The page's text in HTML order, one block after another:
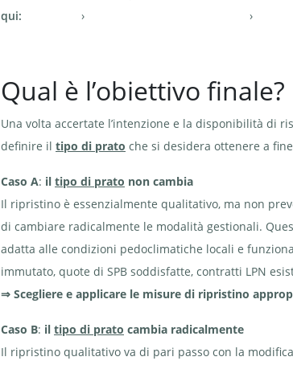
qui:
Qual è l’obiettivo finale?
Una volta accertate l’intenzione e la disponibilità di
definire il tipo di prato che si desidera ottenere a
Caso A: il tipo di prato non cambia
Il ripristino è essenzialmente qualitativo, ma non
di cambiare radicalmente le modalità gestionali.
adatta alle condizioni pedoclimatiche locali e
immutato, quote di SPB soddisfatte, contratti LPN
⇒ Scegliere e applicare le misure di ripristino
Caso B: il tipo di prato cambia radicalmente
Il ripristino qualitativo va di pari passo con la